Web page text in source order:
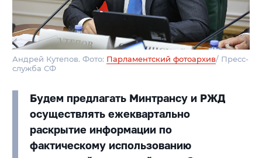
Андрей Кутепов. Фото: Парламентский фотоархив/ Пресс-
служба СФ
Будем предлагать Минтрансу и РЖД
осуществлять ежеквартально
раскрытие информации по
фактическому использованию